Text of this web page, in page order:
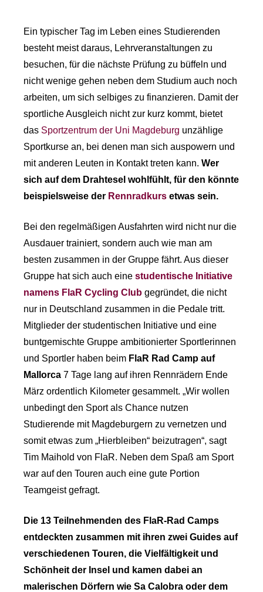
Ein typischer Tag im Leben eines Studierenden
besteht meist daraus, Lehrveranstaltungen zu
besuchen, für die nächste Prüfung zu büffeln und
nicht wenige gehen neben dem Studium auch noch
arbeiten, um sich selbiges zu finanzieren. Damit der
sportliche Ausgleich nicht zur kurz kommt, bietet
das Sportzentrum der Uni Magdeburg unzählige
Sportkurse an, bei denen man sich auspowern und
mit anderen Leuten in Kontakt treten kann. Wer
sich auf dem Drahtesel wohlfühlt, für den könnte
beispielsweise der Rennradkurs etwas sein.
Bei den regelmäßigen Ausfahrten wird nicht nur die
Ausdauer trainiert, sondern auch wie man am
besten zusammen in der Gruppe fährt. Aus dieser
Gruppe hat sich auch eine studentische Initiative
namens FlaR Cycling Club gegründet, die nicht
nur in Deutschland zusammen in die Pedale tritt.
Mitglieder der studentischen Initiative und eine
buntgemischte Gruppe ambitionierter Sportlerinnen
und Sportler haben beim FlaR Rad Camp auf
Mallorca 7 Tage lang auf ihren Rennrädern Ende
März ordentlich Kilometer gesammelt. „Wir wollen
unbedingt den Sport als Chance nutzen
Studierende mit Magdeburgern zu vernetzen und
somit etwas zum „Hierbleiben“ beizutragen“, sagt
Tim Maihold von FlaR. Neben dem Spaß am Sport
war auf den Touren auch eine gute Portion
Teamgeist gefragt.
Die 13 Teilnehmenden des FlaR-Rad Camps
entdeckten zusammen mit ihren zwei Guides auf
verschiedenen Touren, die Vielfältigkeit und
Schönheit der Insel und kamen dabei an
malerischen Dörfern wie Sa Calobra oder dem